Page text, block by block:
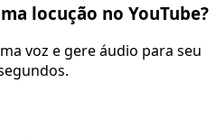
locução no YouTube?
voz e gere áudio para seu